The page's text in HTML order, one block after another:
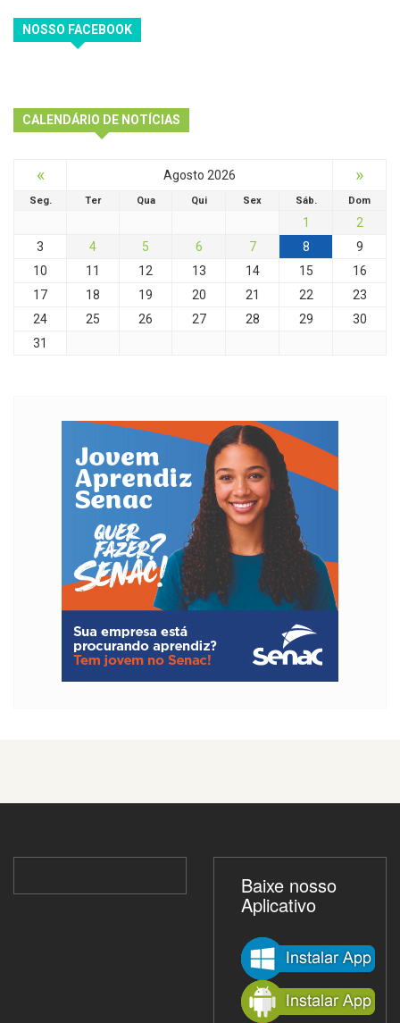
NOSSO FACEBOOK
CALENDÁRIO DE NOTÍCIAS
« Agosto 2026 »
Seg. Ter Qua Qui Sex Sáb. Dom
1
2
3
4 5 6 7 8
9
10
11 12 13 14 15
16
17
18 19 20 21 22
23
24
25 26 27 28 29
30
31
Baixe nosso
Aplicativo